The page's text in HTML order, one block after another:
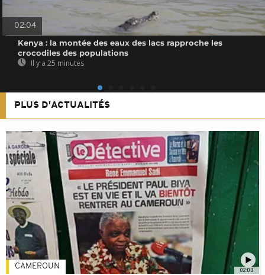
02:04
Kenya : la montée des eaux des lacs rapproche les
crocodiles des populations
Il y a 25 minutes
PLUS D'ACTUALITÉS
02:03
CAMEROUN